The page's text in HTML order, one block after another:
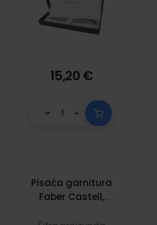
15,20 €
Pisaća garnitura
Faber Castell,